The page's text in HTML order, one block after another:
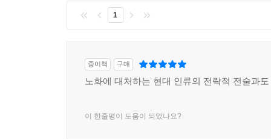
1
종이책 구매
노화에 대처하는 현대 인류의 전략적 전술과
이 한줄평이 도움이 되었나요?